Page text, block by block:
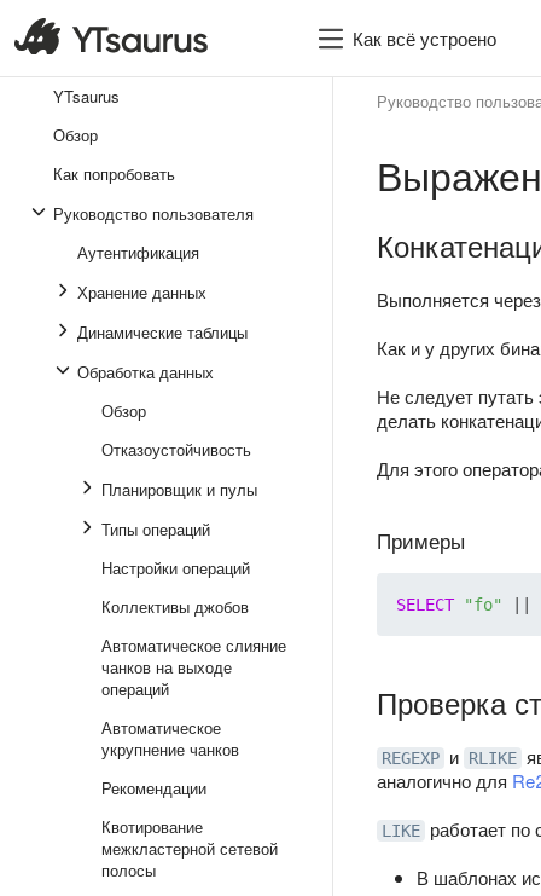
Как всё устроено
YTsaurus
Обзор
Как попробовать
Руководство пользователя
Аутентификация
Хранение данных
Динамические таблицы
Обработка данных
Обзор
Отказоустойчивость
Планировщик и пулы
Типы операций
Настройки операций
Коллективы джобов
Автоматическое слияние
чанков на выходе
операций
Автоматическое
укрупнение чанков
Рекомендации
Квотирование
межкластерной сетевой
полосы
Руководство
Выполняется
Как и у других
Не следует
делать
Для этого
Примеры
SELECT "fo"
Проверка
REGEXP и RLIKE
аналогично для
LIKE работает
В шаблонах